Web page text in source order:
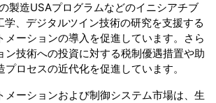
製造USAプログラムなどのイニシアチブ
学、デジタルツイン技術の研究を支援する
メーションの導入を促進しています。さら
ン技術への投資に対する税制優遇措置や助
ロセスの近代化を促進しています。
メーションおよび制御システム市場は、生